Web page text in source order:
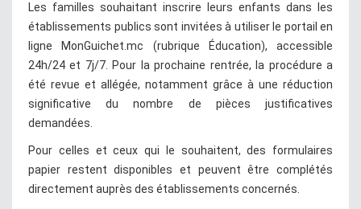
Les familles souhaitant inscrire leurs enfants dans les
établissements publics sont invitées à utiliser le portail en
ligne MonGuichet.mc (rubrique Éducation), accessible
24h/24 et 7j/7. Pour la prochaine rentrée, la procédure a
été revue et allégée, notamment grâce à une réduction
significative du nombre de pièces justificatives
demandées.
Pour celles et ceux qui le souhaitent, des formulaires
papier restent disponibles et peuvent être complétés
directement auprès des établissements concernés.